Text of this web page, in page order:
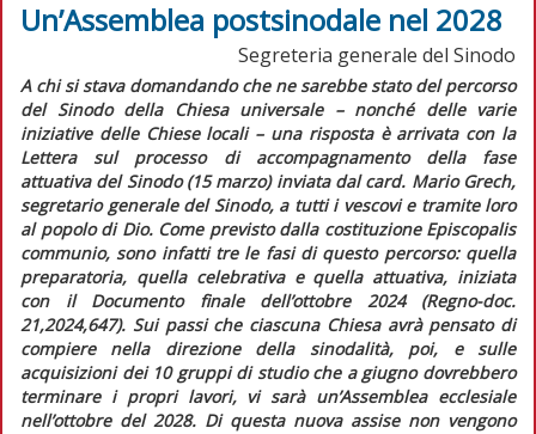
Un’Assemblea postsinodale nel 2028
Segreteria generale del Sinodo
A chi si stava domandando che ne sarebbe stato del percorso
del Sinodo della Chiesa universale – nonché delle varie
iniziative delle Chiese locali – una risposta è arrivata con la
Lettera sul processo di accompagnamento della fase
attuativa del Sinodo(15 marzo) inviata dal card. Mario Grech,
segretario generale del Sinodo, a tutti i vescovi e tramite loro
al popolo di Dio. Come previsto dalla costituzione Episcopalis
communio, sono infatti tre le fasi di questo percorso: quella
preparatoria, quella celebrativa e quella attuativa, iniziata
con il Documento finale dell’ottobre 2024 (Regno-doc.
21,2024,647). Sui passi che ciascuna Chiesa avrà pensato di
compiere nella direzione della sinodalità, poi, e sulle
acquisizioni dei 10 gruppi di studio che a giugno dovrebbero
terminare i propri lavori, vi sarà un’Assemblea ecclesiale
nell’ottobre del 2028. Di questa nuova assise non vengono